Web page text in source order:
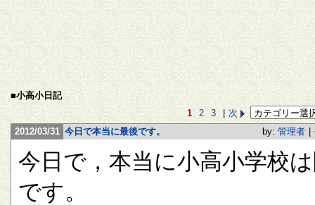
■小高小日記
1
2 3
次
2012/03/31 今日で本当に最後です。 by: 管理者
今日で，本当に小高小学校
です。